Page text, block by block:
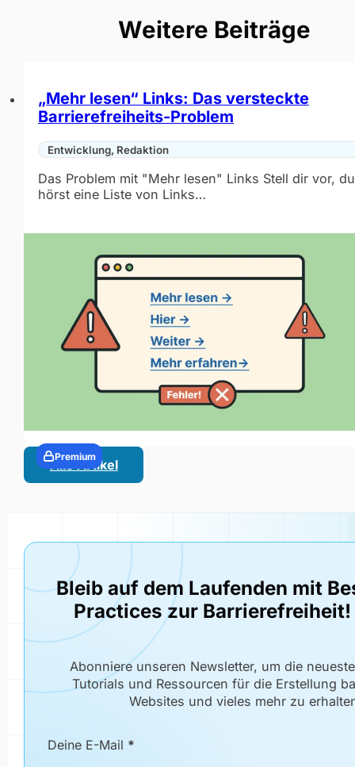
Weitere Beiträge
„Mehr lesen“ Links: Das versteckte
Barrierefreiheits-Problem
Entwicklung, Redaktion
Das Problem mit "Mehr lesen" Links Stell dir vor, du
hörst eine Liste von Links…
Premium
Alle Artikel
Bleib auf dem Laufenden mit
Practices zur Barrierefreiheit!
Abonniere unseren Newsletter, um die
Tutorials und Ressourcen für die Erstellung
Websites und vieles mehr zu
Newsletter Formular
Deine E-Mail *